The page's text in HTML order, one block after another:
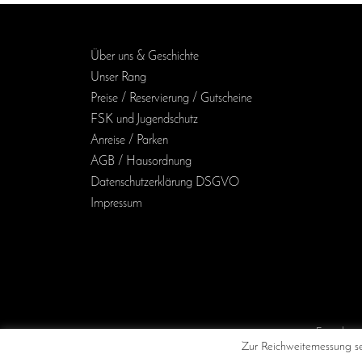
Über uns & Geschichte
Unser Rang
Preise / Reservierung / Gutscheine
FSK und Jugendschutz
Anreise / Parken
AGB / Haus­ordnung
Daten­schutz­erklärung DSGVO
Impressum
/
Zur Reichweitemessung